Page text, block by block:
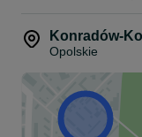
Konradów-
Opolskie